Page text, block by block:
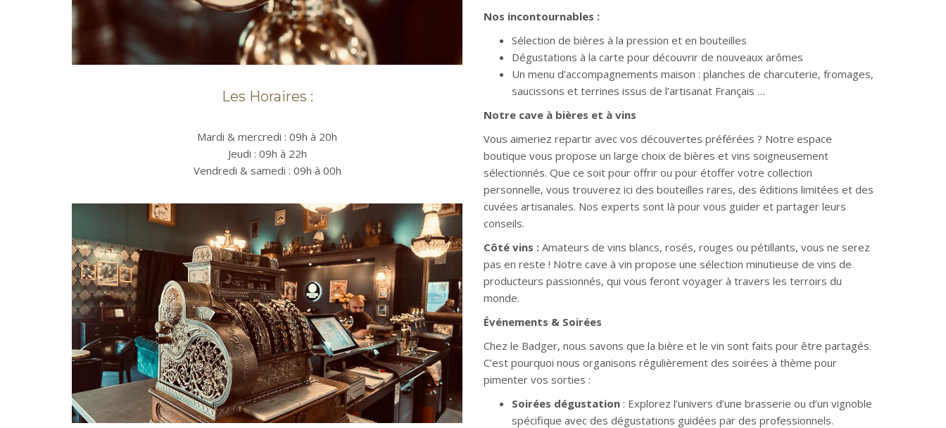
Les Horaires :
Mardi & mercredi : 09h à 20h
Jeudi : 09h à 22h
Vendredi & samedi : 09h à 00h
Nos incontournables :
Sélection de bières à la pression et en bouteilles
Dégustations à la carte pour découvrir de nouveaux arômes
Un menu d’accompagnements maison : planches de charcuterie, fromages,
saucissons et terrines issus de l’artisanat Français …
Notre cave à bières et à vins
Vous aimeriez repartir avec vos découvertes préférées ? Notre espace
boutique vous propose un large choix de bières et vins soigneusement
sélectionnés. Que ce soit pour offrir ou pour étoffer votre collection
personnelle, vous trouverez ici des bouteilles rares, des éditions limitées et des
cuvées artisanales. Nos experts sont là pour vous guider et partager leurs
conseils.
Côté vins : Amateurs de vins blancs, rosés, rouges ou pétillants, vous ne serez
pas en reste ! Notre cave à vin propose une sélection minutieuse de vins de
producteurs passionnés, qui vous feront voyager à travers les terroirs du
monde.
Événements & Soirées
Chez le Badger, nous savons que la bière et le vin sont faits pour être partagés.
C’est pourquoi nous organisons régulièrement des soirées à thème pour
pimenter vos sorties :
Soirées dégustation : Explorez l’univers d’une brasserie ou d’un vignoble
spécifique avec des dégustations guidées par des professionnels.